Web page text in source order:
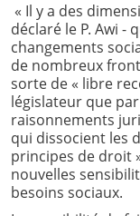
« Il y a des
déclaré le P. Awi -
changements
de nombreux
sorte de « libre
législateur que
raisonnements
qui dissocient les
principes de droit
nouvelles
besoins sociaux.